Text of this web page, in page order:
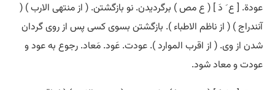
عودة. [ ع َ دَ ] ( ع مص ) برگردیدن. نو بازگشتن. ( از منتهی الارب ) (
آنندراج ) ( از ناظم الاطباء ). بازگشتن بسوی کسی پس از روی گردان
شدن از وی. ( از اقرب الموارد ). عودت. عَود. مَعاد. رجوع به عود و
عودت و معاد شود.